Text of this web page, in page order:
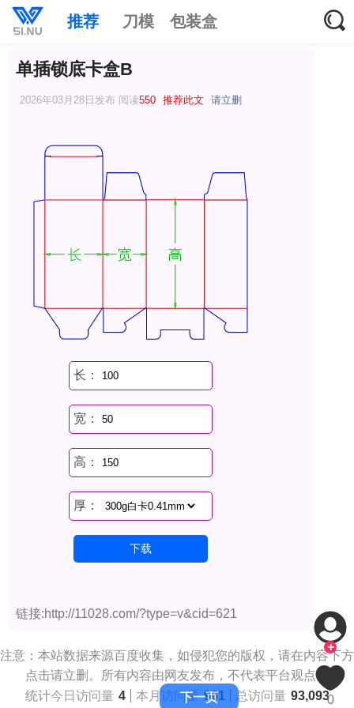
推荐 刀模 包装盒
单插锁底卡盒B
2026年03月28日发布 阅读550 推荐此文 请立删
链接:http://11028.com/?type=v&cid=621
下一页
+
0
注意：本站数据来源百度收集，如侵犯您的版权，请在内容下方
点击请立删。所有内容由网友发布，不代表平台观点。
统计今日访问量 4 本月访问量 961 总访问量 93,093